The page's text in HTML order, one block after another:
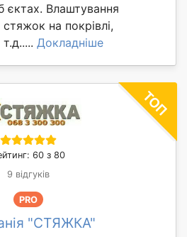
єктах. Влаштування
на покрівлі,
Докладніше
60 з 80
9 відгуків
PRO
"СТЯЖКА"